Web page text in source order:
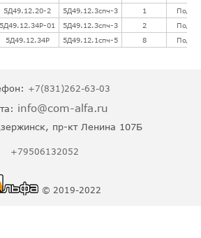
5Д49.12.20-2 5Д49.12.3спч-3 1
5Д49.12.34Р-01 5Д49.12.3спч-3 2
5Д49.12.34Р 5Д49.12.1спч-5 8
+7(831)262-63-03
info@com-alfa.ru
пр-кт Ленина 107Б
+79506132052
© 2019-2022